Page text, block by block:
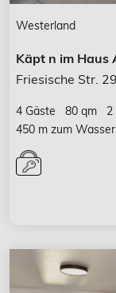
Westerland
Käpt n im Haus
Friesische Str. 29
4 Gäste 80 qm 2
450 m zum Wasser